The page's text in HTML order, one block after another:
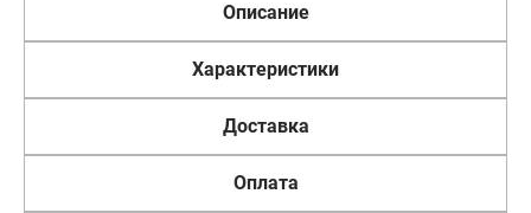
Описание
Характеристики
Доставка
Оплата